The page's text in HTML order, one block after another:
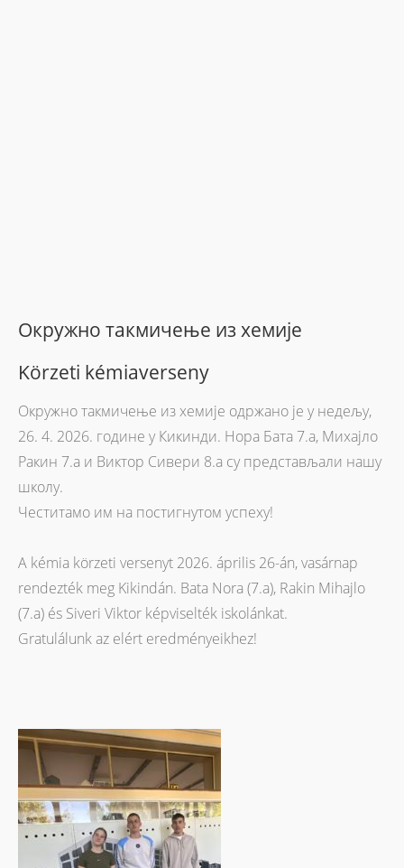
Окружно такмичење из хемије
Körzeti kémiaverseny
Окружно такмичење из хемије одржано је у недељу,
26. 4. 2026. године у Кикинди. Нора Бата 7.а, Михајло
Ракин 7.а и Виктор Сивери 8.a су представљали нашу
школу.
Честитамо им на постигнутом успеху!
A kémia körzeti versenyt 2026. április 26-án, vasárnap
rendezték meg Kikindán. Bata Nora (7.a), Rakin Mihajlo
(7.a) és Siveri Viktor képviselték iskolánkat.
Gratulálunk az elért eredményeikhez!